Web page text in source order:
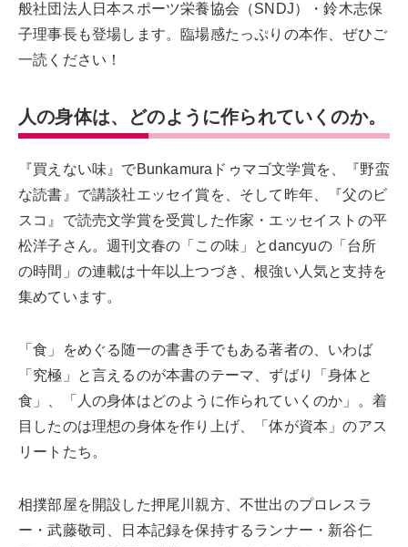
般社団法人日本スポーツ栄養協会（SNDJ）・鈴木志保
子理事長も登場します。臨場感たっぷりの本作、ぜひご
一読ください！
人の身体は、どのように作られていくのか。
『買えない味』でBunkamuraドゥマゴ文学賞を、『野蛮
な読書』で講談社エッセイ賞を、そして昨年、『父のビ
スコ』で読売文学賞を受賞した作家・エッセイストの平
松洋子さん。週刊文春の「この味」とdancyuの「台所
の時間」の連載は十年以上つづき、根強い人気と支持を
集めています。
「食」をめぐる随一の書き手でもある著者の、いわば
「究極」と言えるのが本書のテーマ、ずばり「身体と
食」、「人の身体はどのように作られていくのか」。着
目したのは理想の身体を作り上げ、「体が資本」のアス
リートたち。
相撲部屋を開設した押尾川親方、不世出のプロレスラ
ー・武藤敬司、日本記録を保持するランナー・新谷仁